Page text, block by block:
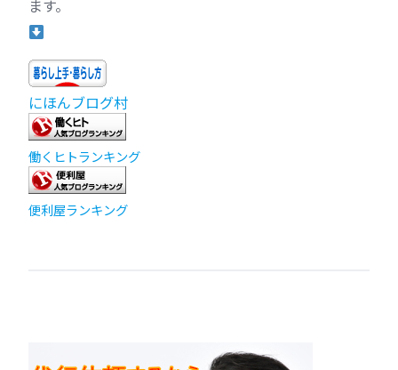
ます。
にほんブログ村
働くヒトランキング
便利屋ランキング